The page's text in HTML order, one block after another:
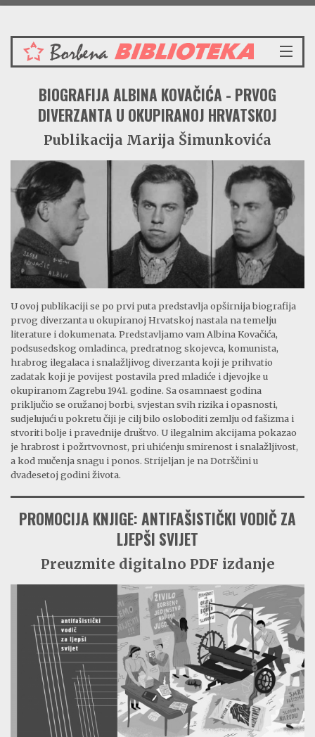
Četvrtak 6.8.2026.
VIJESTI
REDAKCIJSKI KOMENTAR
VJESNIKOV KALENDAR
PRENOSIMO
SPOMENICI
BORBENA BIBLIOTEKA
NAŠE PJESME
BIOGRAFIJA ALBINA KOVAČIĆA - PRVOG
DIVERZANTA U OKUPIRANOJ HRVATSKOJ
Publikacija Marija Šimunkovića
U ovoj publikaciji se po prvi puta predstavlja opširnija biografija
prvog diverzanta u okupiranoj Hrvatskoj nastala na temelju
literature i dokumenata. Predstavljamo vam Albina Kovačića,
podsusedskog omladinca, predratnog skojevca, komunista,
hrabrog ilegalaca i snalažljivog diverzanta koji je prihvatio
zadatak koji je povijest postavila pred mladiće i djevojke u
okupiranom Zagrebu 1941. godine. Sa osamnaest godina
priključio se oružanoj borbi, svjestan svih rizika i opasnosti,
sudjelujući u pokretu čiji je cilj bilo osloboditi zemlju od fašizma i
stvoriti bolje i pravednije društvo. U ilegalnim akcijama pokazao
je hrabrost i požrtvovnost, pri uhićenju smirenost i snalažljivost,
a kod mučenja snagu i ponos. Strijeljan je na Dotrščini u
dvadesetoj godini života.
PROMOCIJA KNJIGE: ANTIFAŠISTIČKI VODIČ ZA
LJEPŠI SVIJET
Preuzmite digitalno PDF izdanje